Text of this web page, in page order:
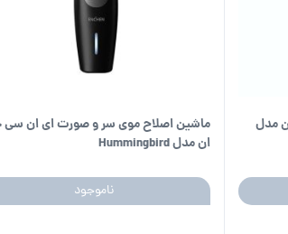
مدل
ماشین اصلاح موی سر و صورت ای ان
ان مدل Hummingbird
ناموجود